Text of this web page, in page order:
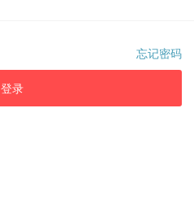
忘记密码
登录